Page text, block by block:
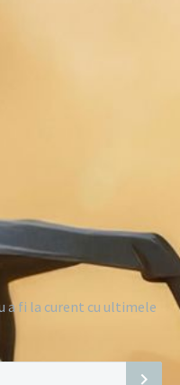
a fi la curent cu ultimele